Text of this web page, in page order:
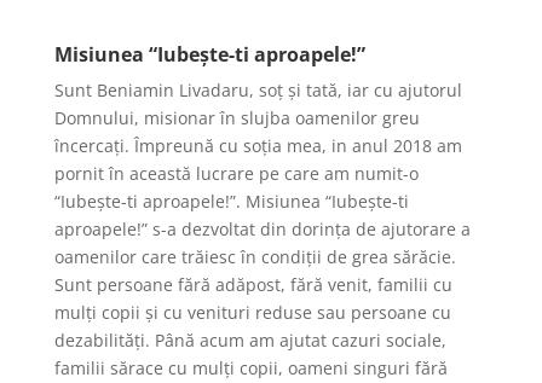
Misiunea “Iubește-ti aproapele!”
Sunt Beniamin Livadaru, soț și tată, iar cu ajutorul
Domnului, misionar în slujba oamenilor greu
încercați. Împreună cu soția mea, in anul 2018 am
pornit în această lucrare pe care am numit-o
“Iubește-ti aproapele!”. Misiunea “Iubește-ti
aproapele!” s-a dezvoltat din dorința de ajutorare a
oamenilor care trăiesc în condiții de grea sărăcie.
Sunt persoane fără adăpost, fără venit, familii cu
mulți copii și cu venituri reduse sau persoane cu
dezabilități. Până acum am ajutat cazuri sociale,
familii sărace cu mulți copii, oameni singuri fără